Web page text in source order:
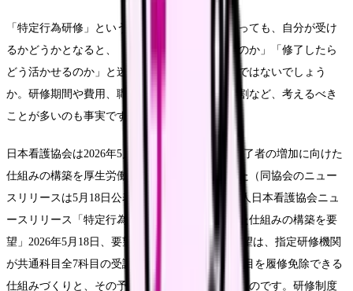
「特定行為研修」という言葉を聞いたことはあっても、自分が受け
るかどうかとなると、「働きながら受けられるのか」「修了したら
どう活かせるのか」と迷う看護師さんは多いのではないでしょう
か。研修期間や費用、職場の理解、修了後の役割など、考えるべき
ことが多いのも事実です。
日本看護協会は2026年5月13日、特定行為研修修了者の増加に向けた
仕組みの構築を厚生労働省医政局へ要望しました（同協会のニュー
スリリースは5月18日公表）(Source: 公益社団法人日本看護協会ニュ
ースリリース「特定行為研修の受講促進に向けた仕組みの構築を要
望」2026年5月18日、要望書提出は5月13日)。要望は、指定研修機関
が共通科目全7科目の受講機会を提供し、受講科目を履修免除できる
仕組みづくりと、その予算拡充・周知を求めるものです。研修制度